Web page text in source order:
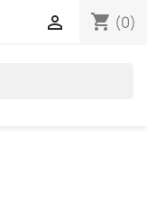
shopping_cart (0)
